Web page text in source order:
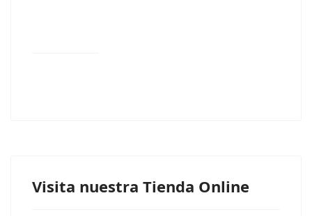
Visita nuestra Tienda Online